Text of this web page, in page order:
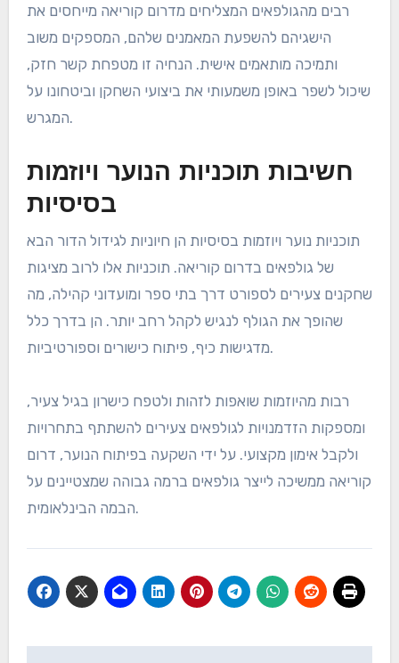
רבים מהגולפאים המצליחים מדרום קוריאה מייחסים את
הישגיהם להשפעת המאמנים שלהם, המספקים משוב
ותמיכה מותאמים אישית. הנחיה זו מטפחת קשר חזק,
שיכול לשפר באופן משמעותי את ביצועי השחקן וביטחונו על
המגרש.
חשיבות תוכניות הנוער ויוזמות
בסיסיות
תוכניות נוער ויוזמות בסיסיות הן חיוניות לגידול הדור הבא
של גולפאים בדרום קוריאה. תוכניות אלו לרוב מציגות
שחקנים צעירים לספורט דרך בתי ספר ומועדוני קהילה, מה
שהופך את הגולף לנגיש לקהל רחב יותר. הן בדרך כלל
מדגישות כיף, פיתוח כישורים וספורטיביות.
רבות מהיוזמות שואפות לזהות ולטפח כישרון בגיל צעיר,
ומספקות הזדמנויות לגולפאים צעירים להשתתף בתחרויות
ולקבל אימון מקצועי. על ידי השקעה בפיתוח הנוער, דרום
קוריאה ממשיכה לייצר גולפאים ברמה גבוהה שמצטיינים על
הבמה הבינלאומית.